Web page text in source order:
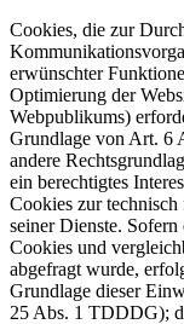
Cookies, die zur
erwünschter
Optimierung der
Webpublikums)
Grundlage von Art. 6
andere
ein berechtigtes
Cookies zur
seiner Dienste.
Cookies und
abgefragt wurde,
Grundlage dieser
25 Abs. 1 TDDDG);